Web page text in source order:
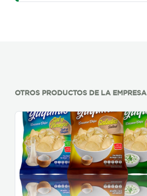
OTROS PRODUCTOS DE LA EMPRESA